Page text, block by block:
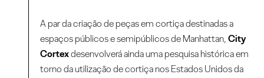
A par da criação de peças em cortiça destinadas a
espaços públicos e semipúblicos de Manhattan,City
Cortexdesenvolverá ainda uma pesquisa histórica em
torno da utilização de cortiça nos Estados Unidos da